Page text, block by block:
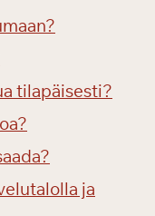
tilapäisesti?
ja